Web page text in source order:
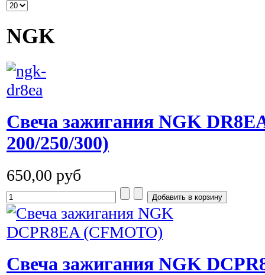
NGK
Свеча зажигания NGK
200/250/300)
650,00 руб
Cвеча зажигания NGK